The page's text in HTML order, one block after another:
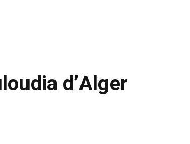
d’Alger